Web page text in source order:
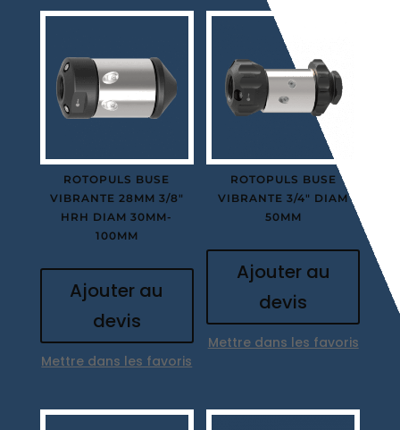
ROTOPULS BUSE
VIBRANTE 28MM 3/8″
HRH DIAM 30MM-
100MM
Ajouter au
devis
Mettre dans les favoris
ROTOPULS BUSE
VIBRANTE 3/4″ DIAM
50MM
Ajouter au
devis
Mettre dans les favoris